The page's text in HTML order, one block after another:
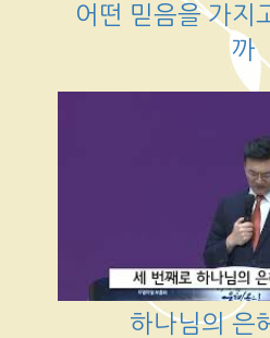
어떤 믿음을 가지
까
하나님의 은